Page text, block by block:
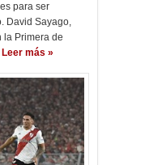
para ser
David Sayago,
la Primera de
Leer más »